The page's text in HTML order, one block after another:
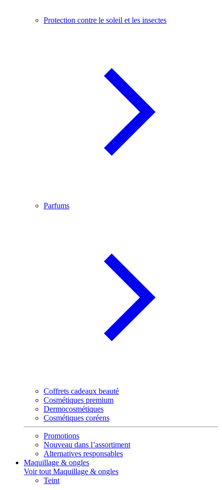
Protection contre le soleil et les insectes
Parfums
Coffrets cadeaux beauté
Cosmétiques premium
Dermocosmétiques
Cosmétiques coréens
Promotions
Nouveau dans l’assortiment
Alternatives responsables
Maquillage & ongles
Voir tout Maquillage & ongles
Teint